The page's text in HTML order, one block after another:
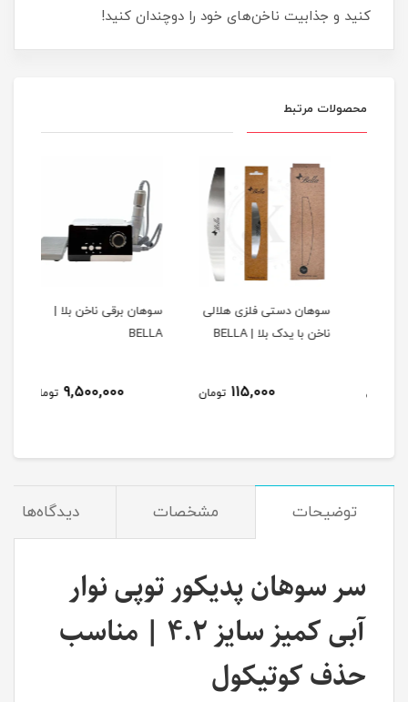
کنید و جذابیت ناخن‌های خود را دوچندان کنید!
محصولات مرتبط
سوهان دستی فلزی هلالی
ناخن با یدک بلا | BELLA
115,000 تومان
سوهان برقی ناخن بلا |
BELLA
9,500,000 تومان
توضیحات مشخصات دیدگاه‌ها
سر سوهان پدیکور توپی نوار
آبی کمیز سایز ۴.۲ | مناسب
حذف کوتیکول